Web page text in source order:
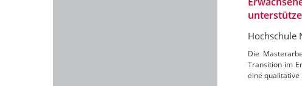
Hochschule
Die
Transition im
eine